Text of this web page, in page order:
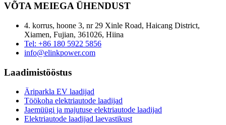
VÕTA MEIEGA ÜHENDUST
4. korrus, hoone 3, nr 29 Xinle Road, Haicang District,
Xiamen, Fujian, 361026, Hiina
Tel: +86 180 5922 5856
info@elinkpower.com
Laadimistööstus
Äriparkla EV laadijad
Töökoha elektriautode laadijad
Jaemüügi ja majutuse elektriautode laadijad
Elektriautode laadijad laevastikust